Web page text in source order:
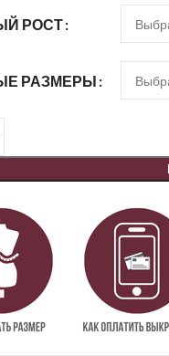
РОСТ
РАЗМЕРЫ